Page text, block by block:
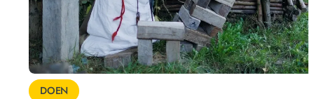
DOEN